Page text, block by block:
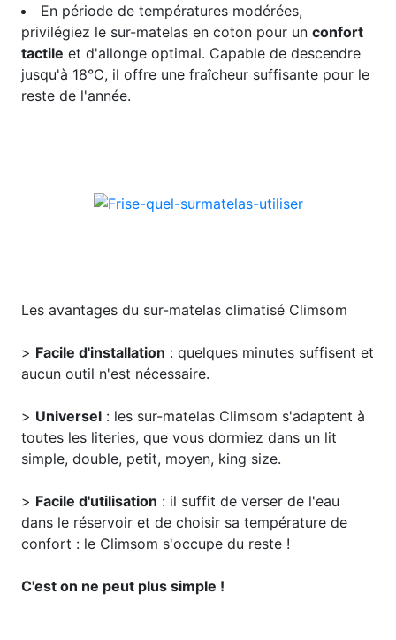
En période de températures modérées,
privilégiez le sur-matelas en coton pour un confort
tactile et d'allonge optimal. Capable de descendre
jusqu'à 18°C, il offre une fraîcheur suffisante pour le
reste de l'année.
Les avantages du sur-matelas climatisé Climsom
> Facile d'installation : quelques minutes suffisent et
aucun outil n'est nécessaire.
> Universel : les sur-matelas Climsom s'adaptent à
toutes les literies, que vous dormiez dans un lit
simple, double, petit, moyen, king size.
> Facile d'utilisation : il suffit de verser de l'eau
dans le réservoir et de choisir sa température de
confort : le Climsom s'occupe du reste !
C'est on ne peut plus simple !